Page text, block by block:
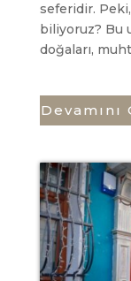
seferidir.
biliyoruz? Bu
doğaları,
Devamını